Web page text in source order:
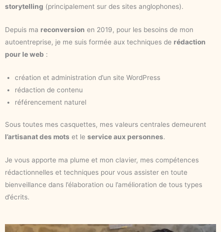
storytelling (principalement sur des sites anglophones).
Depuis ma reconversion en 2019, pour les besoins de mon
autoentreprise, je me suis formée aux techniques de rédaction
pour le web :
création et administration d’un site WordPress
rédaction de contenu
référencement naturel
Sous toutes mes casquettes, mes valeurs centrales demeurent
l’artisanat des mots et le service aux personnes.
Je vous apporte ma plume et mon clavier, mes compétences
rédactionnelles et techniques pour vous assister en toute
bienveillance dans l’élaboration ou l’amélioration de tous types
d’écrits.